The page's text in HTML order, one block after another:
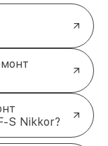
S Nikkor?